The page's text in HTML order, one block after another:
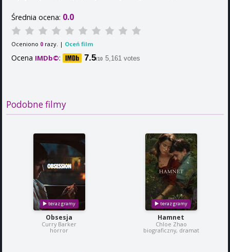
Średnia ocena: 0.0
Oceniono 0 razy. | Oceń film
Ocena IMDb©: 7.5/10 5,161 votes
Podobne filmy
Obsesja
Curry Barker
horror
Hamnet
Chloe Zhao
biograficzny, dramat